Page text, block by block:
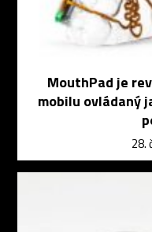
MouthPad je
mobilu ovládaný
28.